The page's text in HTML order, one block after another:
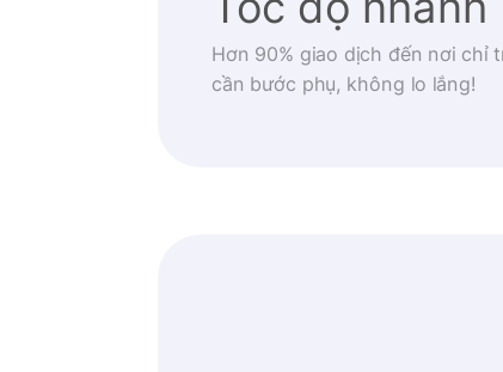
Hơn 90% giao dịch đến nơi chỉ
cần bước phụ, không lo lắng!